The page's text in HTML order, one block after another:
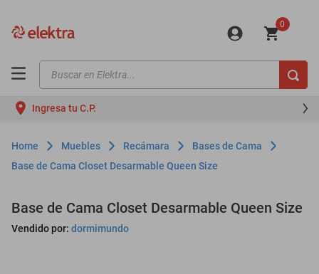
0
Buscar en Elektra...
Ingresa tu C.P.
Muebles Recámara
Bases de Cama
Base de Cama Closet Desarmable Queen Size
Base de Cama Closet Desarmable Queen Size
Vendido por: dormimundo
motos
moto
celulares
refrigeradores